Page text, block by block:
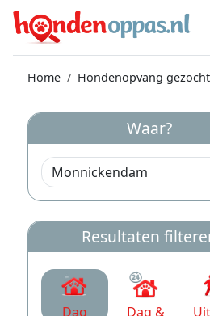
Home Hondenopvang gezocht
Waar?
Resultaten
Dag
Dag &